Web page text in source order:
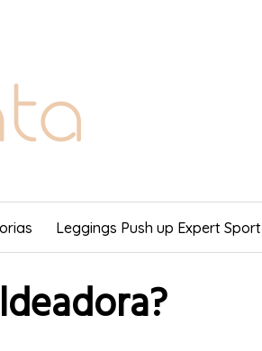
Leggings Push up Expert Sport